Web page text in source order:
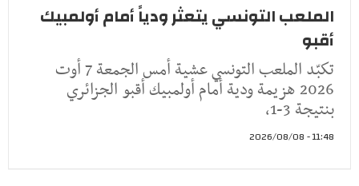
الملعب التونسي يتعثر ودياً أمام أولمبيك
أقبو
تكبّد الملعب التونسي عشية أمس الجمعة 7 أوت
2026 هزيمة ودية أمام أولمبيك أقبو الجزائري
بنتيجة 3-1،
11:48 - 2026/08/08